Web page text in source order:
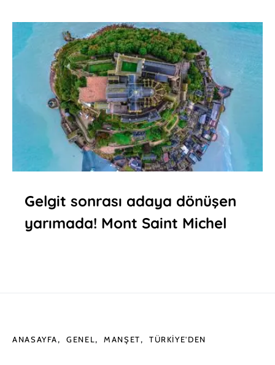
Gelgit sonrası adaya dönüşen
yarımada! Mont Saint Michel
ANASAYFA GENEL MANŞET TÜRKIYE'DEN